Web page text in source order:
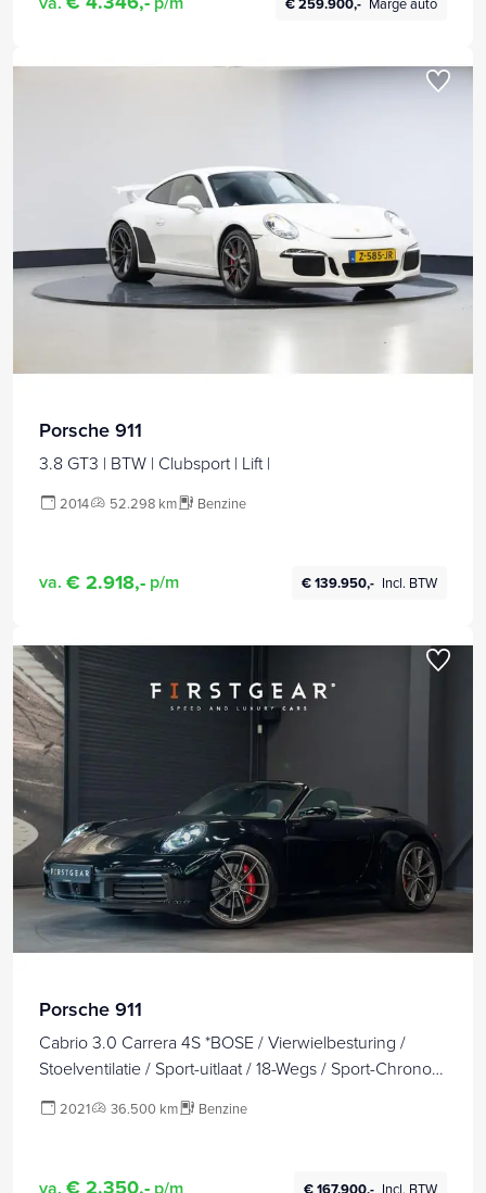
Porsche 911
3.8 GT3 | BTW | Clubsport | Lift |
2014 52.298 km Benzine
va. € 2.918,- p/m € 139.950,- Incl. BTW
Porsche 911
Cabrio 3.0 Carrera 4S *BOSE / Vierwielbesturing /
Stoelventilatie / Sport-uitlaat / 18-Wegs / Sport-Chrono /
2021 36.500 km Benzine
va. p/m Incl. BTW